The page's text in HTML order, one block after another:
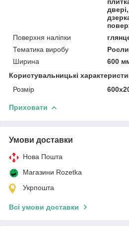
Поверхня наліпки
Тематика виробу
Ширина
600
Користувальницькі
Розмір
Приховати
Умови доставки
Нова Пошта
Магазини Rozetka
Укрпошта
Всі умови доставки